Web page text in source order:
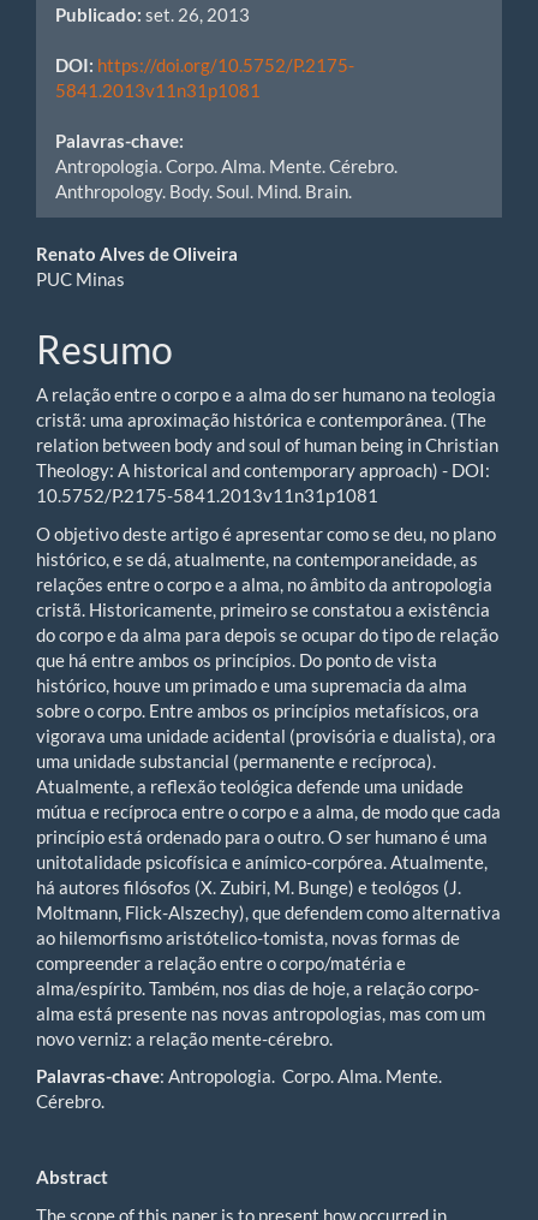
Publicado: set. 26, 2013
DOI: https://doi.org/10.5752/P.2175-
5841.2013v11n31p1081
Palavras-chave:
Antropologia. Corpo. Alma. Mente. Cérebro.
Anthropology. Body. Soul. Mind. Brain.
Conteúdo
artigo
principal
Renato Alves de Oliveira
PUC Minas
Resumo
A relação entre o corpo e a alma do ser humano na teologia
cristã: uma aproximação histórica e contemporânea. (The
relation between body and soul of human being in Christian
Theology: A historical and contemporary approach) - DOI:
10.5752/P.2175-5841.2013v11n31p1081
O objetivo deste artigo é apresentar como se deu, no plano
histórico, e se dá, atualmente, na contemporaneidade, as
relações entre o corpo e a alma, no âmbito da antropologia
cristã. Historicamente, primeiro se constatou a existência
do corpo e da alma para depois se ocupar do tipo de relação
que há entre ambos os princípios. Do ponto de vista
histórico, houve um primado e uma supremacia da alma
sobre o corpo. Entre ambos os princípios metafísicos, ora
vigorava uma unidade acidental (provisória e dualista), ora
uma unidade substancial (permanente e recíproca).
Atualmente, a reflexão teológica defende uma unidade
mútua e recíproca entre o corpo e a alma, de modo que cada
princípio está ordenado para o outro. O ser humano é uma
unitotalidade psicofísica e anímico-corpórea. Atualmente,
há autores filósofos (X. Zubiri, M. Bunge) e teológos (J.
Moltmann, Flick-Alszechy), que defendem como alternativa
ao hilemorfismo aristótelico-tomista, novas formas de
compreender a relação entre o corpo/matéria e
alma/espírito. Também, nos dias de hoje, a relação corpo-
alma está presente nas novas antropologias, mas com um
novo verniz: a relação mente-cérebro.
Palavras-chave: Antropologia. Corpo. Alma. Mente.
Cérebro.
Abstract
The scope of this paper is to present how occurred in